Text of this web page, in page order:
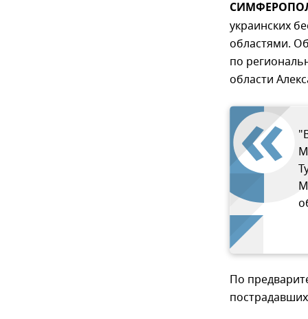
украинских
областями.
по
области
По